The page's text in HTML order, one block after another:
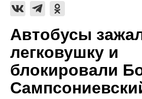
Автобусы
легковушку и
блокировали